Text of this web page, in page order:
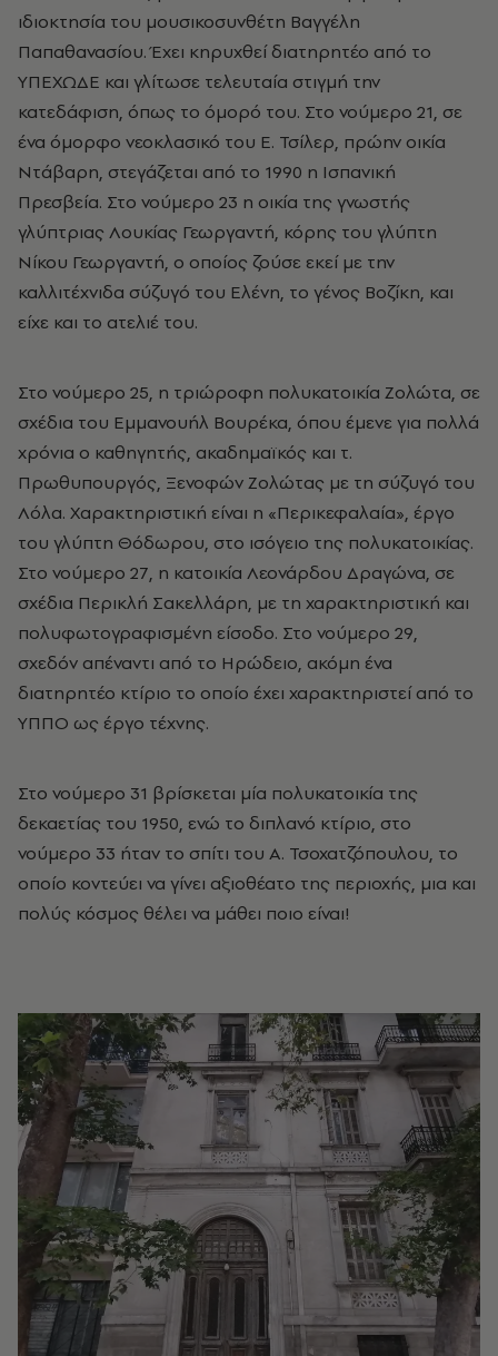
ιδιοκτησία του μουσικοσυνθέτη Βαγγέλη
Παπαθανασίου. Έχει κηρυχθεί διατηρητέο από το
ΥΠΕΧΩΔΕ και γλίτωσε τελευταία στιγμή την
κατεδάφιση, όπως το όμορό του. Στο νούμερο 21, σε
ένα όμορφο νεοκλασικό του Ε. Τσίλερ, πρώην οικία
Ντάβαρη, στεγάζεται από το 1990 η Ισπανική
Πρεσβεία. Στο νούμερο 23 η οικία της γνωστής
γλύπτριας Λουκίας Γεωργαντή, κόρης του γλύπτη
Νίκου Γεωργαντή, ο οποίος ζούσε εκεί με την
καλλιτέχνιδα σύζυγό του Ελένη, το γένος Βοζίκη, και
είχε και το ατελιέ του.
Στο νούμερο 25, η τριώροφη πολυκατοικία Ζολώτα, σε
σχέδια του Εμμανουήλ Βουρέκα, όπου έμενε για πολλά
χρόνια ο καθηγητής, ακαδημαϊκός και τ.
Πρωθυπουργός, Ξενοφών Ζολώτας με τη σύζυγό του
Λόλα. Χαρακτηριστική είναι η «Περικεφαλαία», έργο
του γλύπτη Θόδωρου, στο ισόγειο της πολυκατοικίας.
Στο νούμερο 27, η κατοικία Λεονάρδου Δραγώνα, σε
σχέδια Περικλή Σακελλάρη, με τη χαρακτηριστική και
πολυφωτογραφισμένη είσοδο. Στο νούμερο 29,
σχεδόν απέναντι από το Ηρώδειο, ακόμη ένα
διατηρητέο κτίριο το οποίο έχει χαρακτηριστεί από το
ΥΠΠΟ ως έργο τέχνης.
Στο νούμερο 31 βρίσκεται μία πολυκατοικία της
δεκαετίας του 1950, ενώ το διπλανό κτίριο, στο
νούμερο 33 ήταν το σπίτι του Α. Τσοχατζόπουλου, το
οποίο κοντεύει να γίνει αξιοθέατο της περιοχής, μια και
πολύς κόσμος θέλει να μάθει ποιο είναι!